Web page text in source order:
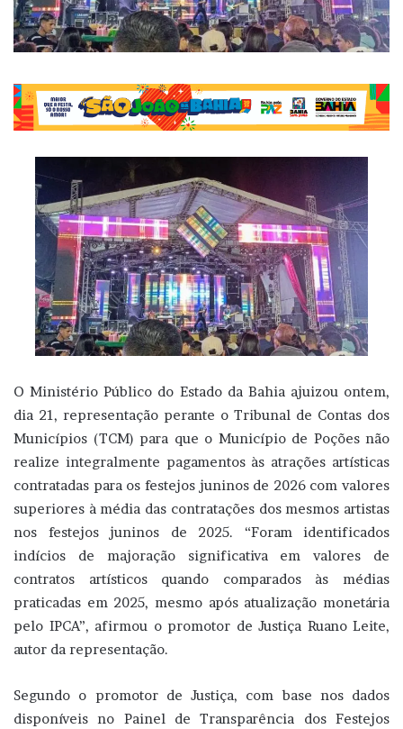
O Ministério Público do Estado da Bahia ajuizou ontem,
dia 21, representação perante o Tribunal de Contas dos
Municípios (TCM) para que o Município de Poções não
realize integralmente pagamentos às atrações artísticas
contratadas para os festejos juninos de 2026 com valores
superiores à média das contratações dos mesmos artistas
nos festejos juninos de 2025. “Foram identificados
indícios de majoração significativa em valores de
contratos artísticos quando comparados às médias
praticadas em 2025, mesmo após atualização monetária
pelo IPCA”, afirmou o promotor de Justiça Ruano Leite,
autor da representação.
Segundo o promotor de Justiça, com base nos dados
disponíveis no Painel de Transparência dos Festejos